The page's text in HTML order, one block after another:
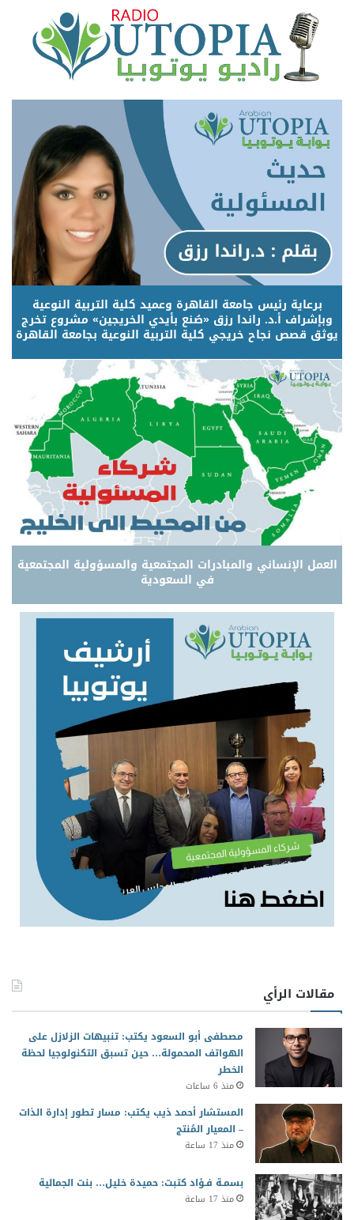
برعاية رئيس جامعة القاهرة وعميد كلية التربية النوعية
وبإشراف أ.د. راندا رزق «صُنع بأيدي الخريجين» مشروع تخرج
يوثق قصص نجاح خريجي كلية التربية النوعية بجامعة القاهرة
العمل الإنساني والمبادرات المجتمعية والمسؤولية المجتمعية
في السعودية
مقالات الرأي
مصطفى أبو السعود يكتب: تنبيهات الزلازل على
الهواتف المحمولة… حين تسبق التكنولوجيا لحظة
الخطر
منذ 6 ساعات
المستشار أحمد ذيب يكتب: مسار تطور إدارة الذات
– المعيار المُنتج
منذ 17 ساعة
بسمـة فـؤاد كتبت: حميدة خليل… بنت الجمالية
منذ 17 ساعة